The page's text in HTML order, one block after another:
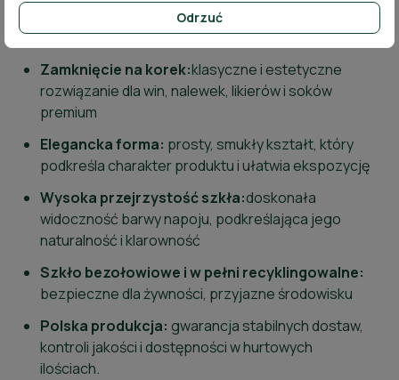
Zamknięcie na korek:klasyczne i estetyczne
rozwiązanie dla win, nalewek, likierów i soków
premium
Elegancka forma: prosty, smukły kształt, który
podkreśla charakter produktu i ułatwia ekspozycję
Wysoka przejrzystość szkła:doskonała
widoczność barwy napoju, podkreślająca jego
naturalność i klarowność
Szkło bezołowiowe i w pełni recyklingowalne:
bezpieczne dla żywności, przyjazne środowisku
Polska produkcja: gwarancja stabilnych dostaw,
kontroli jakości i dostępności w hurtowych
ilościach.
Odrzuć